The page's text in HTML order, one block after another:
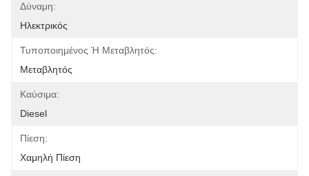
Δύναμη:
Ηλεκτρικός
Τυποποιημένος Ή Μεταβλητός:
Μεταβλητός
Καύσιμα:
Diesel
Πίεση:
Χαμηλή Πίεση